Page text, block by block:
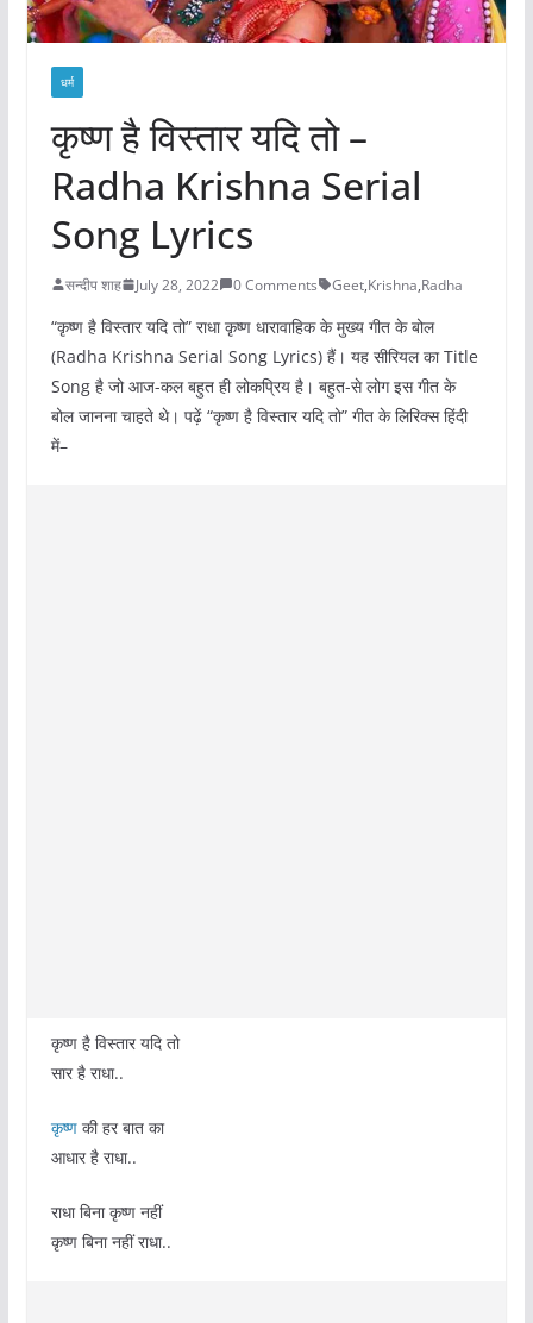
धर्म
कृष्ण है विस्तार यदि तो –
Radha Krishna Serial
Song Lyrics
सन्दीप शाह July 28, 2022 0 Comments Geet,Krishna,Radha
“कृष्ण है विस्तार यदि तो” राधा कृष्ण धारावाहिक के मुख्य गीत के बोल
(Radha Krishna Serial Song Lyrics) हैं। यह सीरियल का Title
Song है जो आज-कल बहुत ही लोकप्रिय है। बहुत-से लोग इस गीत के
बोल जानना चाहते थे। पढ़ें “कृष्ण है विस्तार यदि तो” गीत के लिरिक्स हिंदी
में–
कृष्ण है विस्तार यदि तो
सार है राधा..
कृष्णकी हर बात का
आधार है राधा..
राधा बिना कृष्ण नहीं
कृष्ण बिना नहीं राधा..